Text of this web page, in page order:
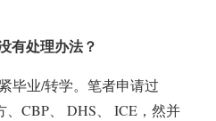
有处理办法？
毕业/转学。笔者申请过
、CBP、 DHS、 ICE，然并